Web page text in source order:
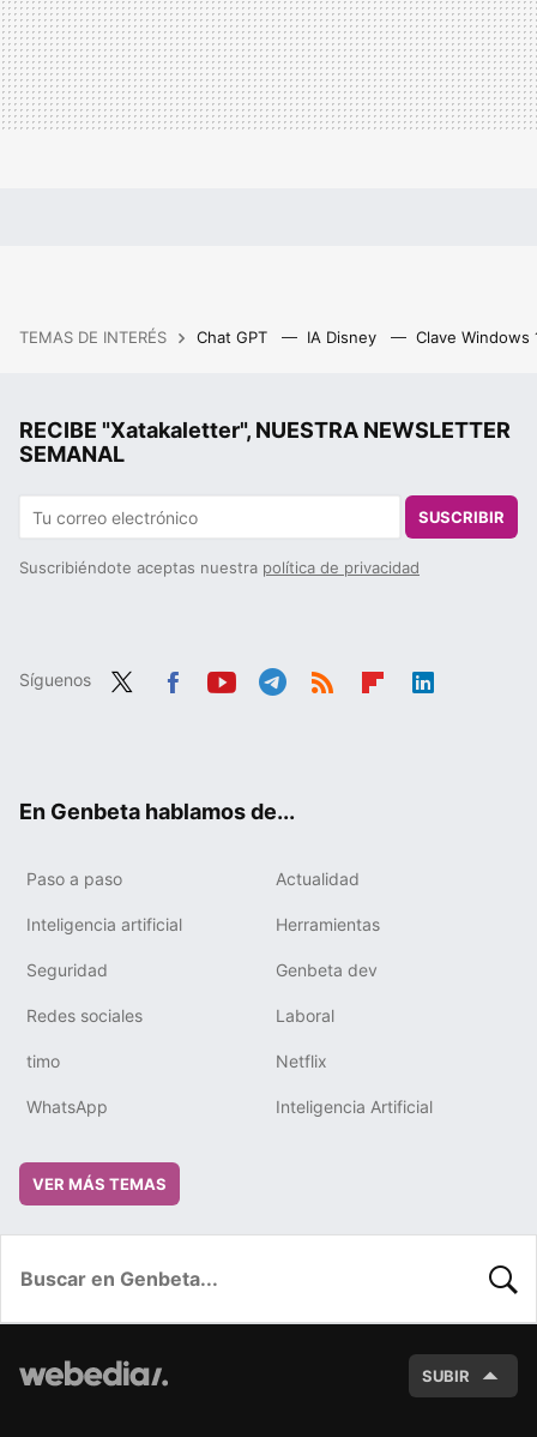
TEMAS DE INTERÉS Chat GPT IA Disney Clave Windows
RECIBE "Xatakaletter", NUESTRA NEWSLETTER
SEMANAL
SUSCRIBIR
Suscribiéndote aceptas nuestra política de privacidad
Síguenos
En Genbeta hablamos de...
Paso a paso Actualidad
Inteligencia artificial Herramientas
Seguridad Genbeta dev
Redes sociales Laboral
timo Netflix
WhatsApp Inteligencia Artificial
VER MÁS TEMAS
SUBIR